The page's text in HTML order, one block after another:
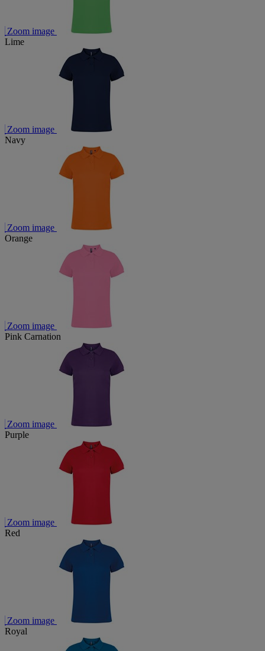
Zoom image
Lime
Zoom image
Navy
Zoom image
Orange
Zoom image
Pink Carnation
Zoom image
Purple
Zoom image
Red
Zoom image
Royal